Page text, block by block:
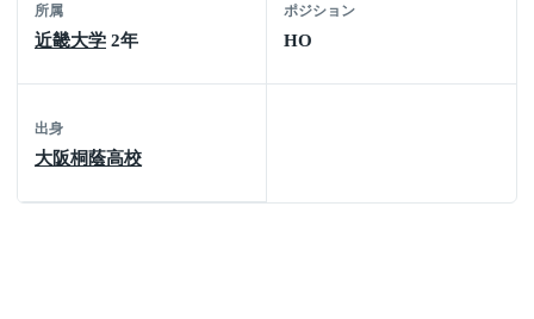
所属
近畿大学 2年
ポジション
HO
出身
大阪桐蔭高校